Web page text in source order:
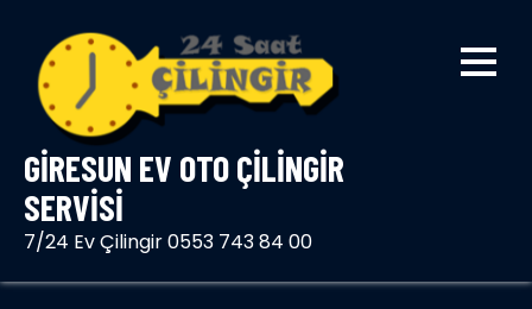
content
GIRESUN EV OTO ÇILINGIR
SERVISI
7/24 Ev Çilingir 0553 743 84 00